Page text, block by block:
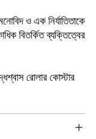
ওএকনির্যাতিতাকে
বিতর্কিতব্যক্তিত্বের
রোলারকোস্টার